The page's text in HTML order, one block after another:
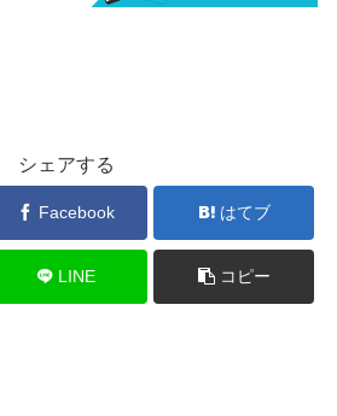
シェアする
Facebook はてブ
LINE コピー